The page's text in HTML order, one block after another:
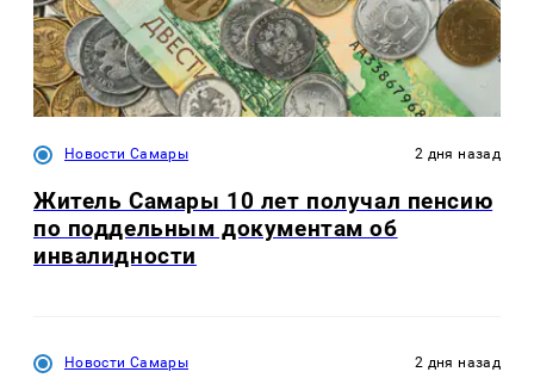
Новости Самары 2 дня назад
Житель Самары 10 лет получал пенсию
по поддельным документам об
инвалидности
Новости Самары 2 дня назад